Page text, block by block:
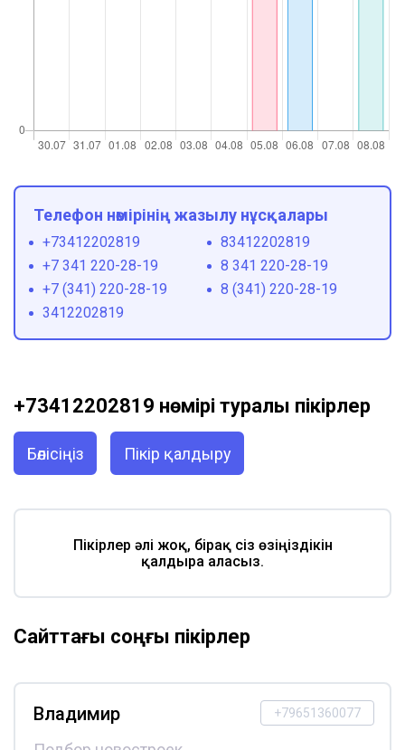
Телефон нөмірінің жазылу нұсқалары
+73412202819
83412202819
+7 341 220-28-19
8 341 220-28-19
+7 (341) 220-28-19
8 (341) 220-28-19
3412202819
+73412202819 нөмірі туралы пікірлер
Бөлісіңіз Пікір қалдыру
Пікірлер әлі жоқ, бірақ сіз өзіңіздікін
қалдыра аласыз.
Сайттағы соңғы пікірлер
+79651360077
Владимир